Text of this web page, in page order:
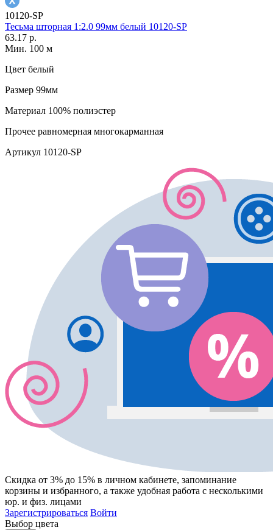
10120-SP
Тесьма шторная 1:2.0 99мм белый 10120-SP
63.17 р.
Мин. 100 м
Цвет белый
Размер 99мм
Материал 100% полиэстер
Прочее равномерная многокарманная
Артикул 10120-SP
Скидка от 3% до 15% в личном кабинете, запоминание
корзины и избранного, а также удобная работа с несколькими
юр. и физ. лицами
Зарегистрироваться Войти
Выбор цвета